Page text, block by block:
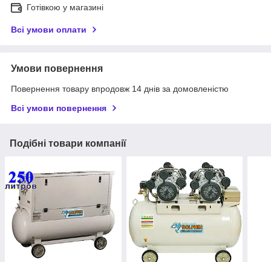
Готівкою у магазині
Всі умови оплати
Умови повернення
Повернення товару впродовж 14 днів за домовленістю
Всі умови повернення
Подібні товари компанії